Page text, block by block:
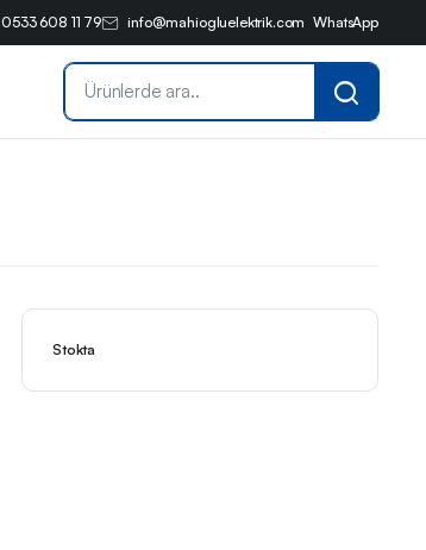
0533 608 11 79 info@mahiogluelektrik.com WhatsApp
Stokta